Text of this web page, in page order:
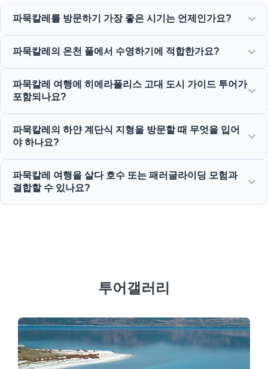
파묵칼레를 방문하기 가장 좋은 시기는 언제인가요?
월)이 하얀 계단식 지형과 고대 히에라폴리스 유적지를 탐험
파묵칼레의 온천 풀에서 수영하기에 적합한가요?
미네랄을 함유하고 있으며 수영하기에 완벽하게 따뜻하고 편
안한 온도로 유지됩니다.
파묵칼레 여행에 히에라폴리스 고대 도시 가이드 투어가
포함되나요?
포함된 히에라폴리스 전문 가이드 투어가 포함되어 있습니다.
파묵칼레의 하얀 계단식 지형을 방문할 때 무엇을 입어
야 하나요?
맨발로 걸어야 합니다. 히에라폴리스로 이동할 때는 편안한
운동화를 신고 수영복, 수건, 자외선 차단제를 지참하세요.
파묵칼레 여행을 살다 호수 또는 패러글라이딩 모험과
결합할 수 있나요?
투어갤러리